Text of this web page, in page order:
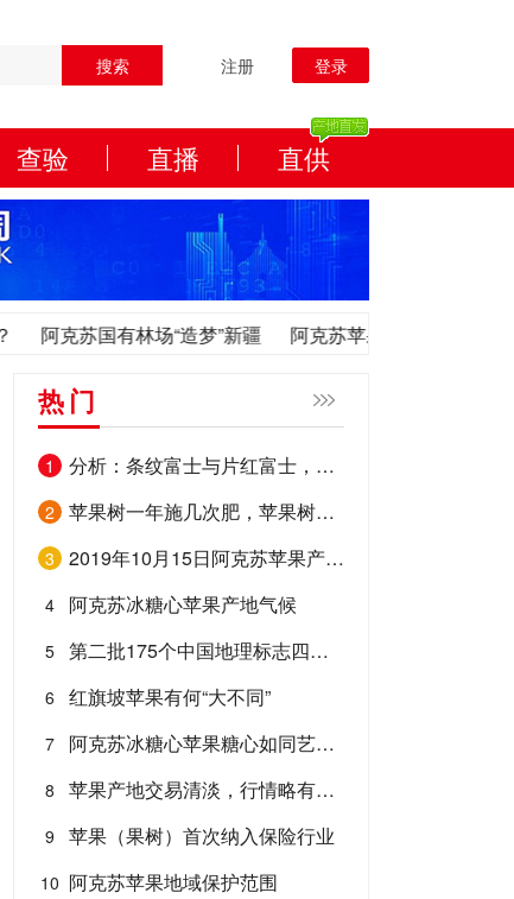
搜索 注册 登录
查验 直播 直供
阿克苏国有林场“造梦”新疆 阿克苏苹果质量技术要求
热门
分析：条纹富士与片红富士，到底哪个好？
1
苹果树一年施几次肥，苹果树修剪口诀
2
2019年10月15日阿克苏苹果产地套袋果价格行情
3
阿克苏冰糖心苹果产地气候
4
第二批175个中国地理标志四年内将受到欧盟保护 | 中欧地标协定大名单三，阿克苏苹果上榜！
5
红旗坡苹果有何“大不同”
6
阿克苏冰糖心苹果糖心如同艺术品
7
苹果产地交易清淡，行情略有下降--5月20日苹果行情
8
苹果（果树）首次纳入保险行业
9
阿克苏苹果地域保护范围
10